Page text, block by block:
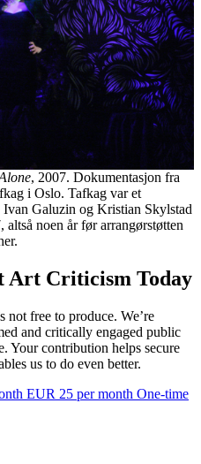
, 2007. Dokumentasjon fra
i Oslo. Tafkag var et
Ivan Galuzin og Kristian Skylstad
noen år før arrangørstøtten
Art Criticism Today
not free to produce. We’re
and critically engaged public
Your contribution helps secure
us to do even better.
EUR 25 per month One-time